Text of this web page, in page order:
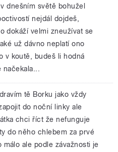
dnešním světě bohužel
nejdál dojdeš,
dokáží velmi zneužívat se
už dávno neplatí ono
v koutě, budeš li hodná
tě Borku jako vždy
do noční linky ale
chci říct že nefunguje
do něho chlebem za prvé
ale podle závažnosti je